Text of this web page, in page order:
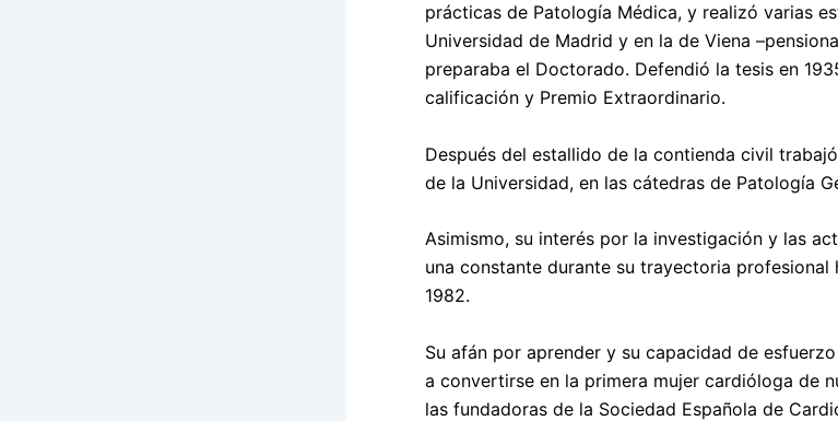
prácticas de Patología Médica, y realizó varias
Universidad de Madrid y en la de Viena
preparaba el Doctorado. Defendió la tesis en
calificación y Premio Extraordinario.
Después del estallido de la contienda civil
de la Universidad, en las cátedras de Patología
Asimismo, su interés por la investigación y las
una constante durante su trayectoria profesional
1982.
Su afán por aprender y su capacidad de
a convertirse en la primera mujer cardióloga de
las fundadoras de la Sociedad Española de